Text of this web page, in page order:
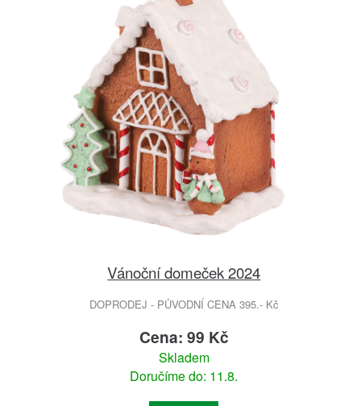
Vánoční domeček 2024
DOPRODEJ - PŮVODNÍ CENA 395.- Kč
Cena: 99 Kč
Skladem
Doručíme do: 11.8.